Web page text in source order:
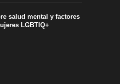
salud mental y factores
LGBTIQ+